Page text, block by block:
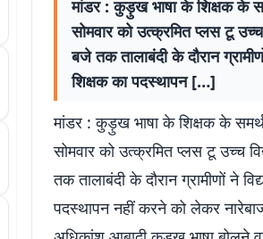
मांडर : कुड़ुख भाषा के शिक्षक के
सोमवार को उत्क्रमित प्लस टू
बजे तक तालाबंदी के दौरान
शिक्षक का पदस्थापन […]
मांडर : कुड़ुख भाषा के शिक्षक के
सोमवार को उत्क्रमित प्लस टू उच्च
तक तालाबंदी के दौरान ग्रामीणों ने
पदस्थापन नहीं करने को लेकर